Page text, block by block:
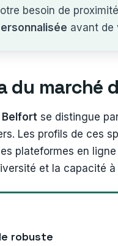
besoin de
avant de
du marché
Belfort se distingue
Les profils de ces
plateformes en
et la capacité
robuste